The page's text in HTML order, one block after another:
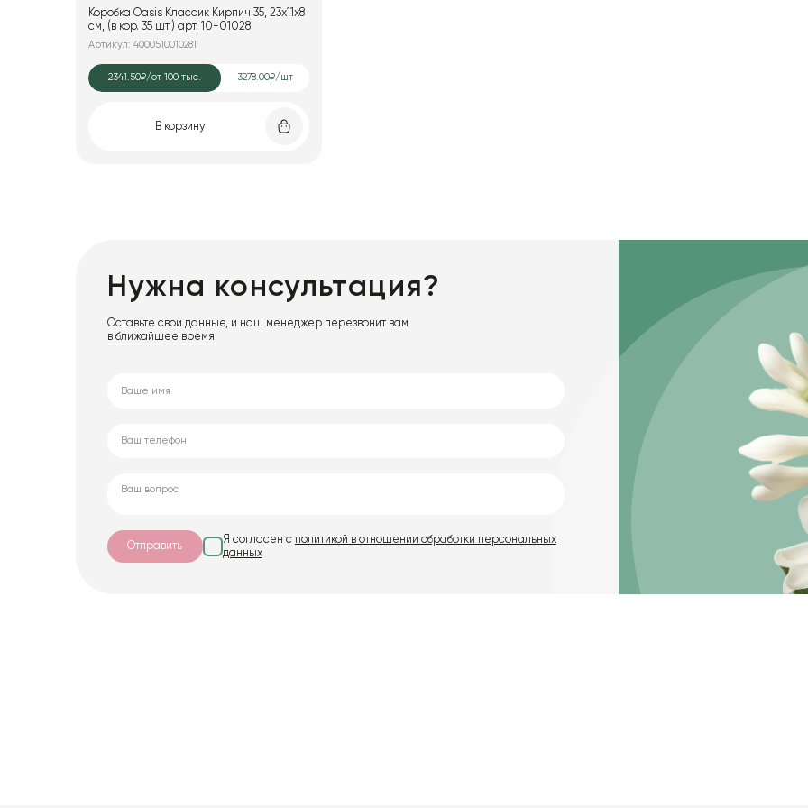
Коробка Oasis Классик Кирпич 35, 23x11x8
см, (в кор. 35 шт.) арт. 10-01028
Артикул: 4000510010281
2341.50₽/от 100 тыс. 3278.00₽/шт
В корзину
Нужна консультация?
Оставьте свои данные, и наш менеджер перезвонит вам
в ближайшее время
Отправить
Я согласен с политикой в отношении обработки персональных
данных